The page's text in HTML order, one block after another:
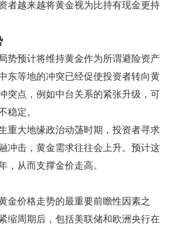
者越来越将黄金视为比持有现金更持
势预计将维持黄金作为所谓避险资产
东等地的冲突已经促使投资者转向黄
突点，例如中台关系的紧张升级，可
稳定。
重大地缘政治动荡时期，投资者寻求
冲击，黄金需求往往会上升。预计这
，从而支撑金价走高。
金价格走势的最重要前瞻性因素之
缩周期后，包括美联储和欧洲央行在